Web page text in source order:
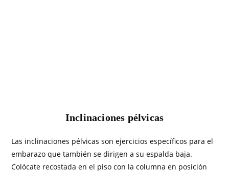
Inclinaciones pélvicas
Las inclinaciones pélvicas son ejercicios específicos para el
embarazo que también se dirigen a su espalda baja.
Colócate recostada en el piso con la columna en posición